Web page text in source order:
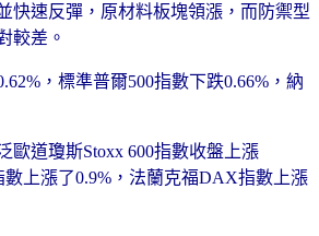
快速反彈，原材料板塊領漲，而防禦型
較差。
，標準普爾500指數下跌0.66%，納
道瓊斯Stoxx 600指數收盤上漲
數上漲了0.9%，法蘭克福DAX指數上漲